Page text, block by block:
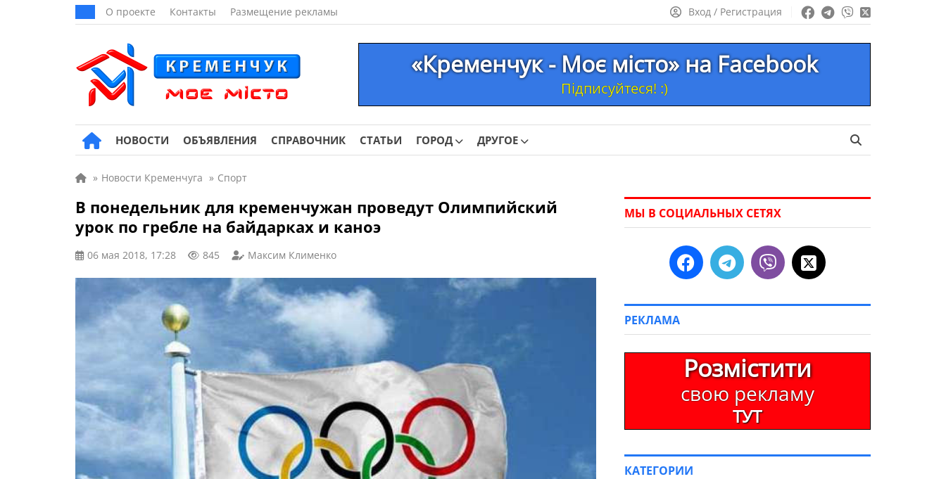
О проекте Контакты Размещение рекламы Вход / Регистрация
«Кременчук - Моє місто» на Facebook
Підписуйтеся! :)
НОВОСТИ ОБЪЯВЛЕНИЯ СПРАВОЧНИК СТАТЬИ ГОРОД ДРУГОЕ
» Новости Кременчуга » Спорт
В понедельник для кременчужан проведут Олимпийский
урок по гребле на байдарках и каноэ
06 мая 2018, 17:28 845 Максим Клименко
МЫ В СОЦИАЛЬНЫХ СЕТЯХ
РЕКЛАМА
Розмістити
свою рекламу
ТУТ
КАТЕГОРИИ